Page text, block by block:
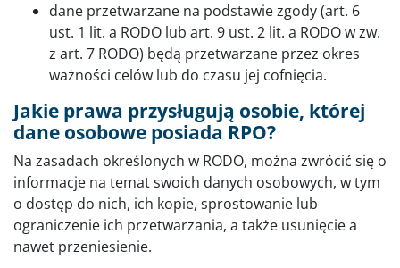
dane przetwarzane na podstawie zgody (art. 6
ust. 1 lit. a RODO lub art. 9 ust. 2 lit. a RODO w zw.
z art. 7 RODO) będą przetwarzane przez okres
ważności celów lub do czasu jej cofnięcia.
Jakie prawa przysługują osobie, której
dane osobowe posiada RPO?
Na zasadach określonych w RODO, można zwrócić się o
informacje na temat swoich danych osobowych, w tym
o dostęp do nich, ich kopie, sprostowanie lub
ograniczenie ich przetwarzania, a także usunięcie a
nawet przeniesienie.